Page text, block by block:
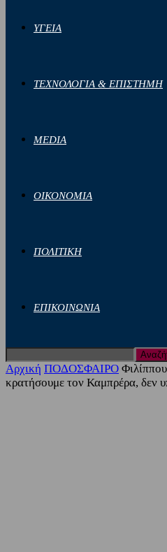
ΥΓΕΙΑ
ΤΕΧΝΟΛΟΓΙΑ & ΕΠΙΣΤΗΜΗ
MEDIA
ΟΙΚΟΝΟΜΙΑ
ΠΟΛΙΤΙΚΗ
ΕΠΙΚΟΙΝΩΝΙΑ
Αρχική ΠΟΔΟΣΦΑΙΡΟ
κρατήσουμε τον Καμπρέρα, δεν